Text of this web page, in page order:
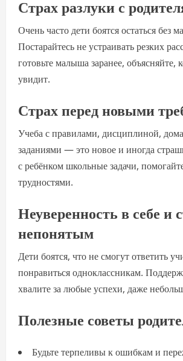
Страх разлуки с
Очень часто дети боятся остаться без
Постарайтесь не устраивать резких
готовьте малыша заранее, объясняйте,
увидит.
Страх перед новыми
Учеба с правилами, дисциплиной,
заданиями — это новое и иногда
с ребёнком школьные задачи,
трудностями.
Неуверенность в себе и
непонятым
Дети боятся, что не смогут ответить
понравиться одноклассникам.
хвалите за любые успехи, даже
Полезные советы
Будьте терпеливы к ошибкам и